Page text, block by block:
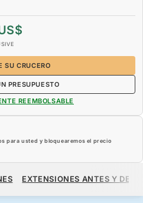
SU CRUCERO
PRESUPUESTO
REEMBOLSABLE
para usted y bloquearemos el precio
EXTENSIONES ANTES Y